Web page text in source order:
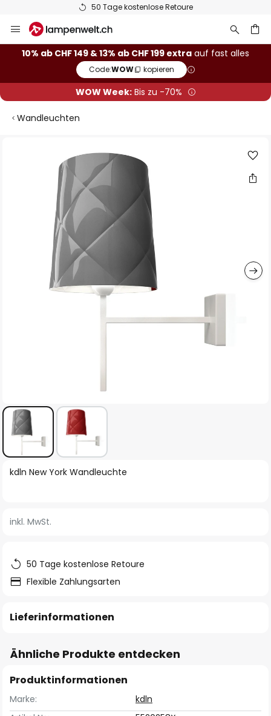
50 Tage kostenlose Retoure
Inhalt
springen
10% ab CHF 149 & 13% ab CHF 199 extra auf fast alles
Code:WOW kopieren
WOW Week:Bis zu -70%
Wandleuchten
Zum
springen
kdln New York Wandleuchte
inkl. MwSt.
50 Tage kostenlose Retoure
Flexible Zahlungsarten
Lieferinformationen
Ähnliche Produkte entdecken
Produktinformationen
Marke:
kdln